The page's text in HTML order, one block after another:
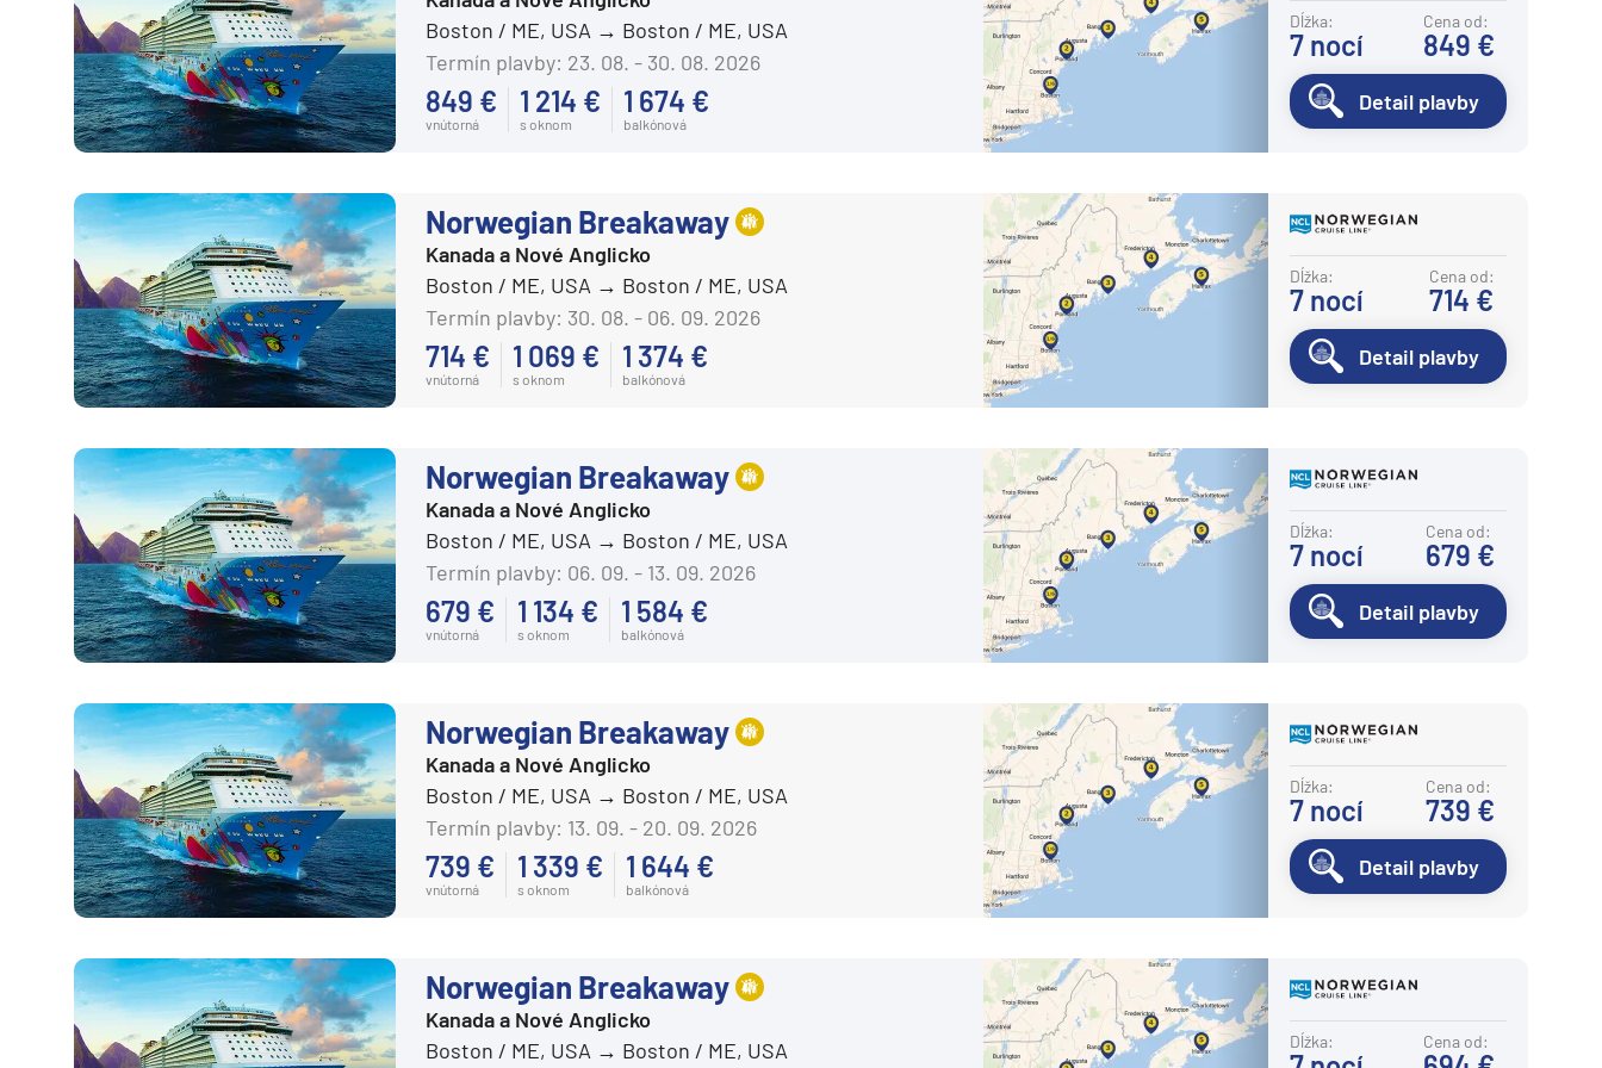
Plavby okolo sveta
Expedičné plavby
Antarktída
Arktída
Expedičné plavby
Galapágy
Potvrdiť
Boston / ME, USA
Boston / ME, USA
Termín plavby: 23. 08. - 30. 08. 2026
849 €
vnútorná
1 214 €
s oknom
1 674 €
balkónová
Dĺžka:
7 nocí
Cena od:
849 €
Detail plavby
Norwegian Breakaway
Kanada a Nové Anglicko
Boston / ME, USA
Boston / ME, USA
Termín plavby: 30. 08. - 06. 09. 2026
714 €
vnútorná
1 069 €
s oknom
1 374 €
balkónová
Dĺžka:
7 nocí
Cena od:
714 €
Detail plavby
Norwegian Breakaway
Kanada a Nové Anglicko
Boston / ME, USA
Boston / ME, USA
Termín plavby: 06. 09. - 13. 09. 2026
679 €
vnútorná
1 134 €
s oknom
1 584 €
balkónová
Dĺžka:
7 nocí
Cena od:
679 €
Detail plavby
Norwegian Breakaway
Kanada a Nové Anglicko
Boston / ME, USA
Boston / ME, USA
Termín plavby: 13. 09. - 20. 09. 2026
739 €
vnútorná
1 339 €
s oknom
1 644 €
balkónová
Dĺžka:
7 nocí
Cena od:
739 €
Detail plavby
Norwegian Breakaway
Kanada a Nové Anglicko
Boston / ME, USA
Boston / ME, USA Dĺžka: Cena od: